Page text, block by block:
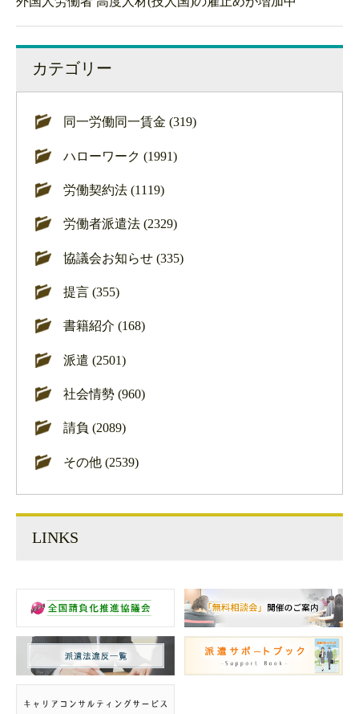
カテゴリー
同一労働同一賃金 (319)
ハローワーク (1991)
労働契約法 (1119)
労働者派遣法 (2329)
協議会お知らせ (335)
提言 (355)
書籍紹介 (168)
派遣 (2501)
社会情勢 (960)
請負 (2089)
その他 (2539)
LINKS